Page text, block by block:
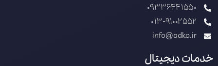
09336441550
013-91002552
info@adko.ir
خدمات دیجیتال